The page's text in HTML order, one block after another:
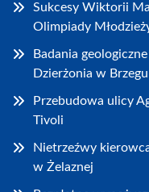
Sukcesy Wiktorii
Olimpiady
Badania
Dzierżonia w Brzegu
Przebudowa ulicy
Tivoli
Nietrzeźwy
w Żelaznej